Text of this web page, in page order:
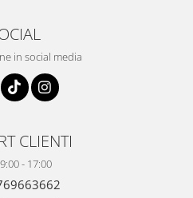
in social media
CLIENTI
- 17:00